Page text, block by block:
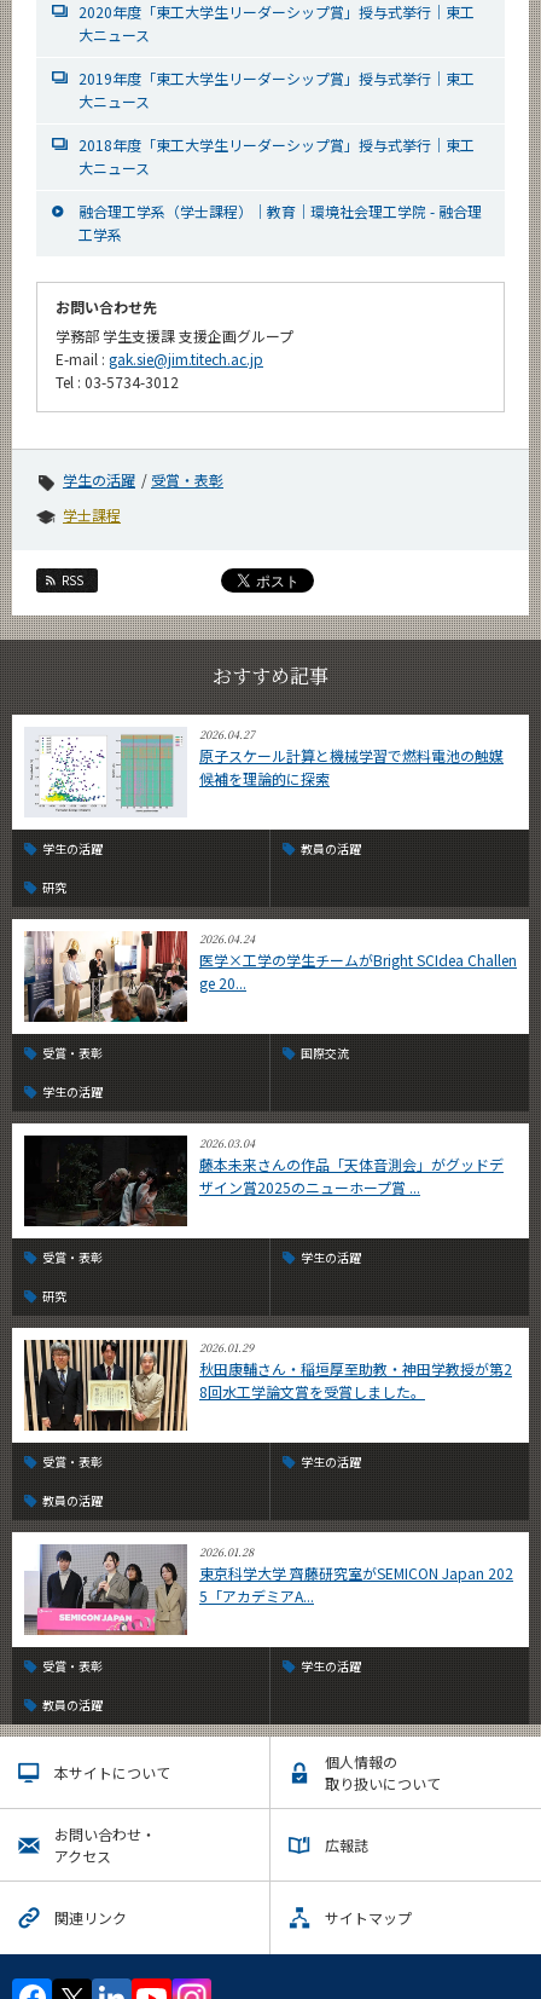
2020年度「東工大学生リーダーシップ賞」授与式挙行｜東工
大ニュース
2019年度「東工大学生リーダーシップ賞」授与式挙行｜東工
大ニュース
2018年度「東工大学生リーダーシップ賞」授与式挙行｜東工
大ニュース
融合理工学系（学士課程）｜教育｜環境社会理工学院 - 融合理
工学系
お問い合わせ先
学務部 学生支援課 支援企画グループ
E-mail : gak.sie@jim.titech.ac.jp
Tel : 03-5734-3012
学生の活躍
受賞・表彰
学士課程
RSS
おすすめ記事
2026.04.27
原子スケール計算と機械学習で燃料電池の触媒
候補を理論的に探索
学生の活躍 教員の活躍
研究
2026.04.24
医学×工学の学生チームがBright SCIdea Challen
ge 20...
受賞・表彰 国際交流
学生の活躍
2026.03.04
藤本未来さんの作品「天体音測会」がグッドデ
ザイン賞2025のニューホープ賞 ...
受賞・表彰 学生の活躍
研究
2026.01.29
秋田康輔さん・稲垣厚至助教・神田学教授が第2
8回水工学論文賞を受賞しました。
受賞・表彰 学生の活躍
教員の活躍
2026.01.28
東京科学大学 齊藤研究室がSEMICON Japan 202
5「アカデミアA...
受賞・表彰 学生の活躍
教員の活躍
本サイトについて
個人情報の
取り扱いについて
お問い合わせ・
アクセス
広報誌
関連リンク サイトマップ